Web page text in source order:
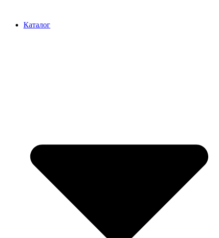
содержимому
Каталог